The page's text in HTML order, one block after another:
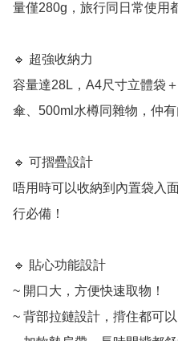
量僅280g，旅行同日常使用
🔹 超強收納力
容量達28L，A4尺寸立體袋
傘、500ml水樽同雜物，仲
🔹 可摺疊設計
唔用時可以收納到內置袋入
行必備！
🔹 貼心功能設計
~ 開口大，方便快速取物！
~ 背部拉鏈設計，揹住都可以